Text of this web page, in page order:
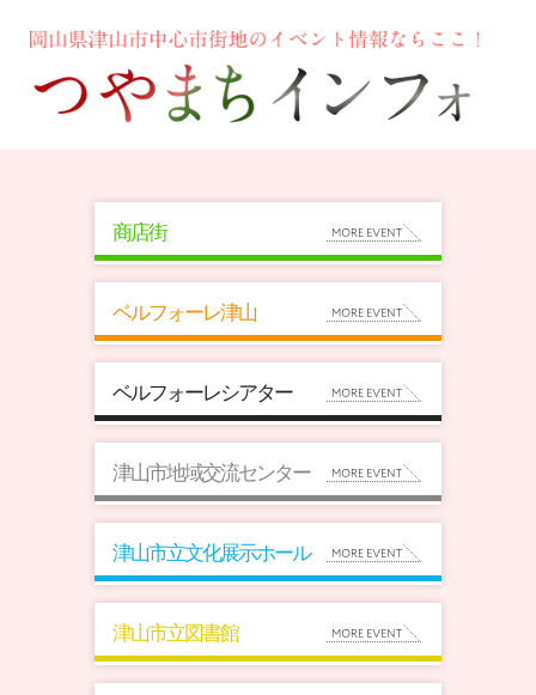
商店街
ベルフォーレ津山
ベルフォーレシアター
津山市地域交流センター
津山市立文化展示ホール
津山市立図書館